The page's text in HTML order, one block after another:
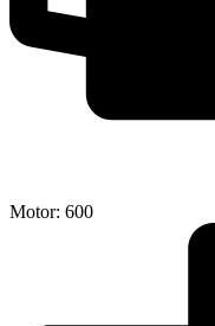
Motor: 600